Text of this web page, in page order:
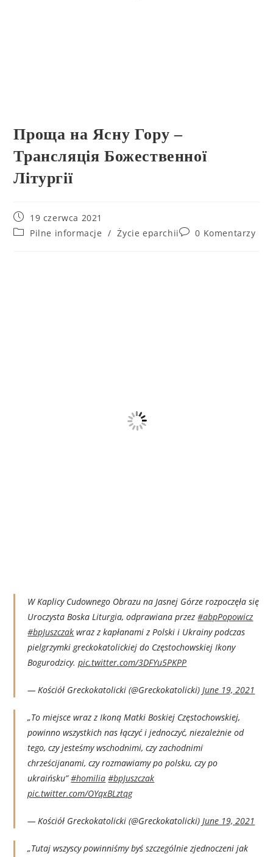
Проща на Ясну Гору –
Трансляція Божественної
Літургії
19 czerwca 2021
Pilne informacje / Życie eparchii 0 Komentarzy
W Kaplicy Cudownego Obrazu na Jasnej Górze rozpoczęła się
Uroczysta Boska Liturgia, odprawiana przez#abpPopowicz
#bpJuszczak wraz z kapłanami z Polski i Ukrainy podczas
pielgrzymki greckokatolickiej do Częstochowskiej Ikony
Bogurodzicy.pic.twitter.com/3DFYu5PKPP
— Kościół Greckokatolicki (@Greckokatolicki)June 19, 2021
„To miejsce wraz z Ikoną Matki Boskiej Częstochowskiej,
powinno wszystkich nas łączyć i jednoczyć, niezależnie od
tego, czy jesteśmy wschodnimi, czy zachodnimi
chrześcijanami, czy rozmawiamy po polsku, czy po
ukraińsku”#homilia #bpJuszczak
pic.twitter.com/OYqxBLztqg
— Kościół Greckokatolicki (@Greckokatolicki)June 19, 2021
„Tutaj wszyscy powinniśmy byś szczególnie zjednoczeni jak